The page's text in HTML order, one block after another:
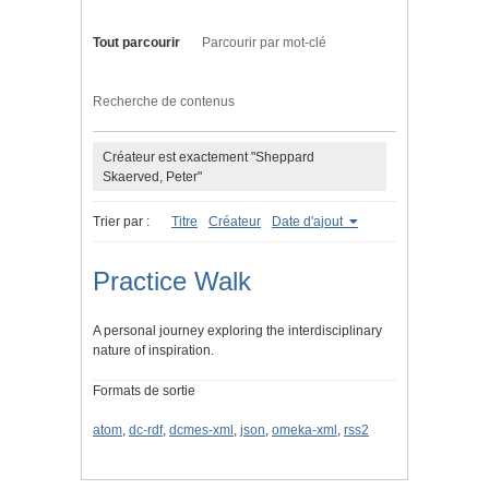
Tout parcourir Parcourir par mot-clé
Recherche de contenus
Créateur est exactement "Sheppard
Skaerved, Peter"
Trier par : Titre Créateur Date d'ajout
Practice Walk
A personal journey exploring the interdisciplinary
nature of inspiration.
Formats de sortie
atom, dc-rdf, dcmes-xml , json, omeka-xml , rss2